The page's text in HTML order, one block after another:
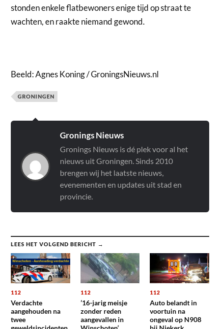
stonden enkele flatbewoners enige tijd op straat te
wachten, en raakte niemand gewond.
Beeld: Agnes Koning / GroningsNieuws.nl
GRONINGEN
Gronings Nieuws
Gronings Nieuws is dé plek voor al het
nieuws uit Groningen. Sinds 2010
brengen wij het laatste nieuws,
evenementen en updates uit stad en
provincie.
LEES HET VOLGEND BERICHT →
112
Verdachte
aangehouden na
twee
112
’16-jarig meisje
zonder reden
aangevallen in
112
Auto belandt in
voortuin na
ongeval op N908